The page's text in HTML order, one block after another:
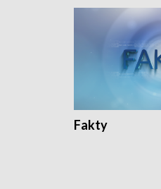
Fakty